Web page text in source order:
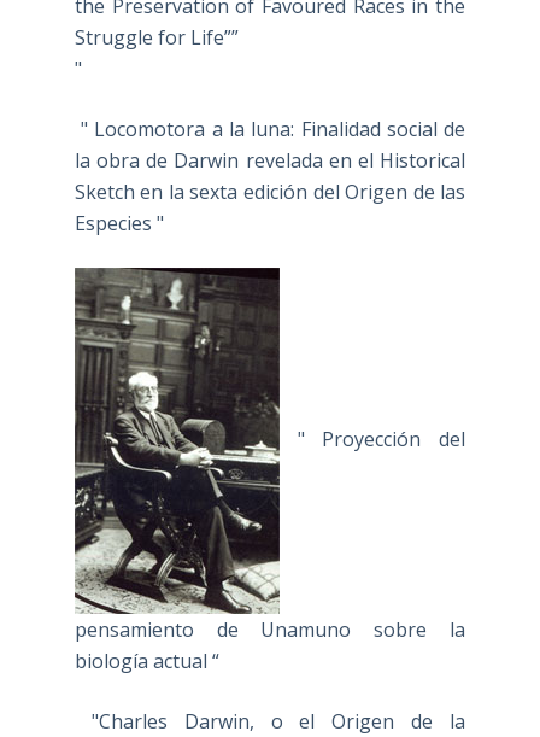
the Preservation of Favoured Races in the
Struggle for Life””
"
" Locomotora a la luna: Finalidad social de
la obra de Darwin revelada en el Historical
Sketch en la sexta edición del Origen de las
Especies "
" Proyección del
pensamiento de Unamuno sobre la
biología actual “
"Charles Darwin, o el Origen de la